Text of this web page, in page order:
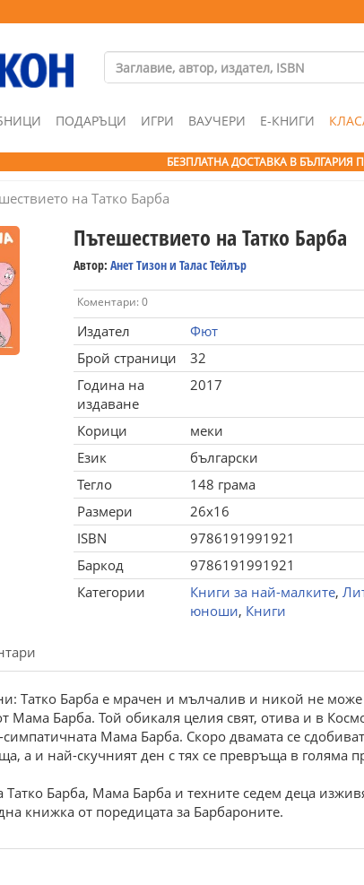
ПОДАРЪЦИ ИГРИ ВАУЧЕРИ Е-КНИГИ
БЕЗПЛАТНА ДОСТАВКА В БЪЛГАРИЯ
на Татко Барба
Пътешествието на Татко Барба
Автор: Анет Тизон и Талас Тейлър
Коментари: 0
Издател
Фют
Брой страници
32
Година на
издаване
2017
Корици
меки
Език
български
Тегло
148 грама
Размери
26x16
ISBN
9786191991921
Баркод
9786191991921
Категории
Книги за най-малките,
юноши, Книги
Татко Барба е мрачен и мълчалив и никой не може
Мама Барба. Той обикаля целия свят, отива и в
Мама Барба. Скоро двамата се
а и най-скучният ден с тях се превръща в голяма
Татко Барба, Мама Барба и техните седем деца
книжка от поредицата за Барбароните.